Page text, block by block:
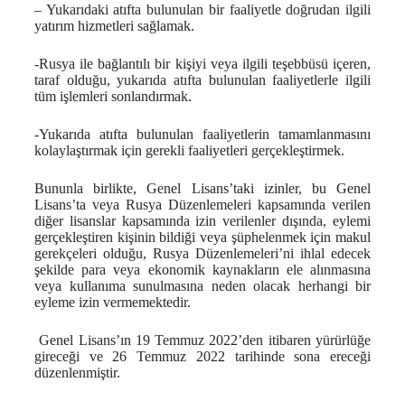
– Yukarıdaki atıfta bulunulan bir faaliyetle doğrudan ilgili
yatırım hizmetleri sağlamak.
-Rusya ile bağlantılı bir kişiyi veya ilgili teşebbüsü içeren,
taraf olduğu, yukarıda atıfta bulunulan faaliyetlerle ilgili
tüm işlemleri sonlandırmak.
-Yukarıda atıfta bulunulan faaliyetlerin tamamlanmasını
kolaylaştırmak için gerekli faaliyetleri gerçekleştirmek.
Bununla birlikte, Genel Lisans’taki izinler, bu Genel
Lisans’ta veya Rusya Düzenlemeleri kapsamında verilen
diğer lisanslar kapsamında izin verilenler dışında, eylemi
gerçekleştiren kişinin bildiği veya şüphelenmek için makul
gerekçeleri olduğu, Rusya Düzenlemeleri’ni ihlal edecek
şekilde para veya ekonomik kaynakların ele alınmasına
veya kullanıma sunulmasına neden olacak herhangi bir
eyleme izin vermemektedir.
Genel Lisans’ın 19 Temmuz 2022’den itibaren yürürlüğe
gireceği ve 26 Temmuz 2022 tarihinde sona ereceği
düzenlenmiştir.